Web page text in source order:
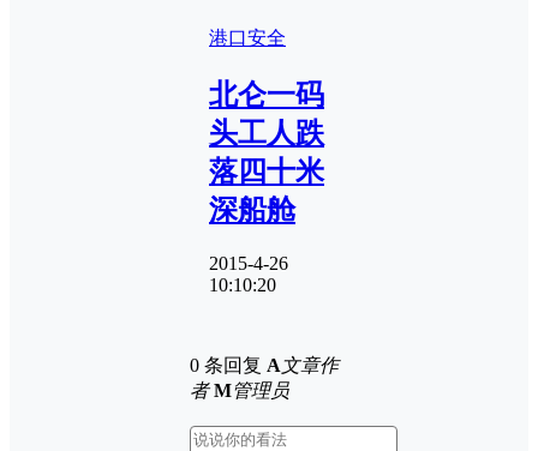
港口安全
北仑一码
头工人跌
落四十米
深船舱
2015-4-26
10:10:20
0 条回复 A文章作
者 M管理员